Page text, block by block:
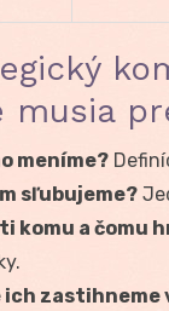
musia
meníme?
sľubujeme?
komu a čomu
ich zastihneme